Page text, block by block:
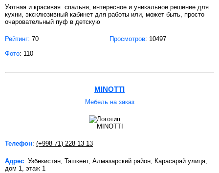
Уютная и красивая спальня, интересное и уникальное решение для
кухни, эксклюзивный кабинет для работы или, может быть, просто
очаровательный пуф в детскую
Рейтинг: 70 Просмотров: 10497
Фото: 110
MINOTTI
Мебель на заказ
Телефон: (+998 71) 228 13 13
Адрес: Узбекистан, Ташкент, Алмазарский район, Карасарай улица,
дом 1, этаж 1